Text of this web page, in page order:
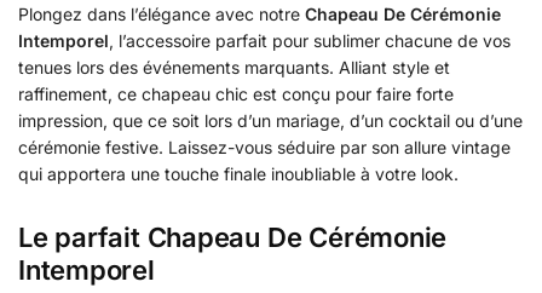
Plongez dans l’élégance avec notre Chapeau De Cérémonie
Intemporel, l’accessoire parfait pour sublimer chacune de vos
tenues lors des événements marquants. Alliant style et
raffinement, ce chapeau chic est conçu pour faire forte
impression, que ce soit lors d’un mariage, d’un cocktail ou d’une
cérémonie festive. Laissez-vous séduire par son allure vintage
qui apportera une touche finale inoubliable à votre look.
Le parfait Chapeau De Cérémonie
Intemporel